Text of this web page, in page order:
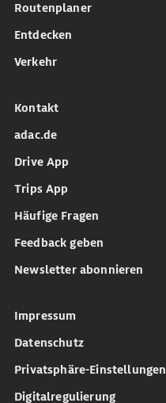
Routenplaner
Entdecken
Verkehr
Kontakt
adac.de
Drive App
Trips App
Häufige Fragen
Feedback geben
Newsletter abonnieren
Impressum
Datenschutz
Privatsphäre-Einstellungen
Digitalregulierung